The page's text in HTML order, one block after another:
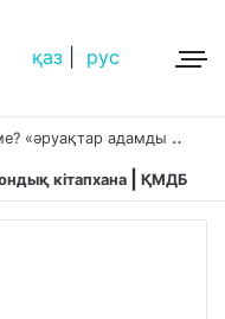
қаз рус
Ә
руақтар жәрдем ете ме? «әруақтар адамды қорғап жүреді»,-дейді сол рас па?
кітапхана ҚМДБ